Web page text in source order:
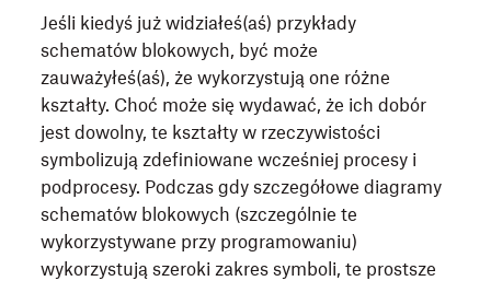
Jeśli kiedyś już widziałeś(aś) przykłady
schematów blokowych, być może
zauważyłeś(aś), że wykorzystują one różne
kształty. Choć może się wydawać, że ich dobór
jest dowolny, te kształty w rzeczywistości
symbolizują zdefiniowane wcześniej procesy i
podprocesy. Podczas gdy szczegółowe diagramy
schematów blokowych (szczególnie te
wykorzystywane przy programowaniu)
wykorzystują szeroki zakres symboli, te prostsze